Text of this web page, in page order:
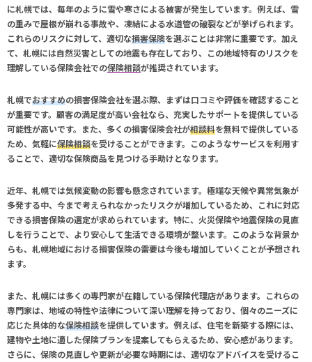
に札幌では、毎年のように雪や寒さによる被害が発生しています。例えば、雪
の重みで屋根が崩れる事故や、凍結による水道管の破裂などが挙げられます。
これらのリスクに対して、適切な損害保険を選ぶことは非常に重要です。加え
て、札幌には自然災害としての地震も存在しており、この地域特有のリスクを
理解している保険会社での保険相談が推奨されています。
札幌でおすすめの損害保険会社を選ぶ際、まずは口コミや評価を確認すること
が重要です。顧客の満足度が高い会社なら、充実したサポートを提供している
可能性が高いです。また、多くの損害保険会社が相談料を無料で提供している
ため、気軽に保険相談を受けることができます。このようなサービスを利用す
ることで、適切な保険商品を見つける手助けとなります。
近年、札幌では気候変動の影響も懸念されています。極端な天候や異常気象が
多発する中、今まで考えられなかったリスクが増加しているため、これに対応
できる損害保険の選定が求められています。特に、火災保険や地震保険の見直
しを行うことで、より安心して生活できる環境が整います。このような背景か
らも、札幌地域における損害保険の需要は今後も増加していくことが予想され
ます。
また、札幌には多くの専門家が在籍している保険代理店があります。これらの
専門家は、地域の特性や法律について深い理解を持っており、個々のニーズに
応じた具体的な保険相談を提供しています。例えば、住宅を新築する際には、
建物や土地に適した保険プランを提案してもらえるため、安心感があります。
さらに、保険の見直しや更新が必要な時期には、適切なアドバイスを受けるこ